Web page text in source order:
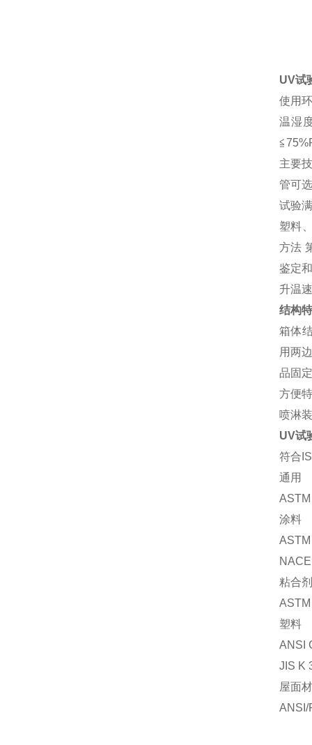
UV试
使用
温湿
主
管可
试验
塑料
方法
鉴定
升温
结构
箱体
用两
品固
方便
喷淋
UV试
符合
通用
涂料
粘合剂
塑料
ANSI
JIS K
屋面
ANSI/